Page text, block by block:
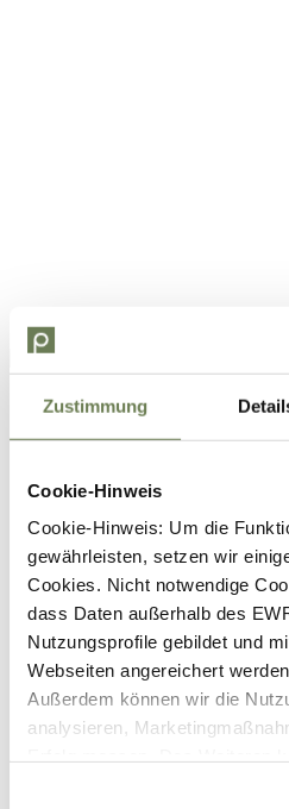
Zustimmung
Cookie-Hinweis
Cookie-Hinweis: Um die
gewährleisten, setzen wir
Cookies. Nicht notwendige
dass Daten außerhalb des
Nutzungsprofile gebildet und
Webseiten angereichert
Außerdem können wir die
analysieren,